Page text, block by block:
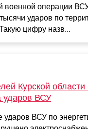
военной операции
ударов по
цифру назв...
Курской области
ударов ВСУ
ударов ВСУ по